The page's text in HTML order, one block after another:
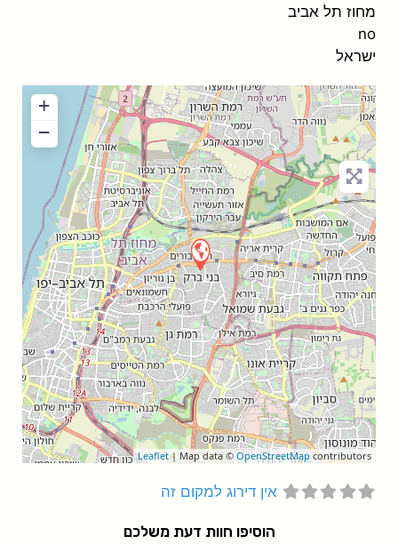
מחוז תל אביב
no
ישראל
+
−
Leaflet| Map data ©OpenStreetMap contributors
אין דירוג למקום זה
הוסיפו חוות דעת משלכם